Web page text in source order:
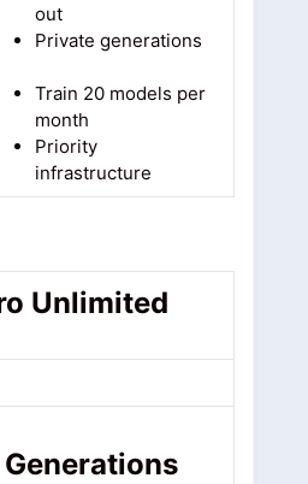
out
Private generations
Train 20 models per
month
Priority
infrastructure
Unlimited